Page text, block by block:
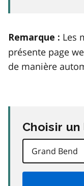
Remarque : Les
présente page
de manière
Choisir un